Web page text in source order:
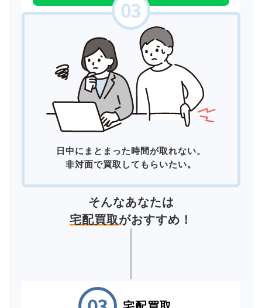
日中にまとまった時間が取れない。
非対面で買取してもらいたい。
そんなあなたは
宅配買取がおすすめ！